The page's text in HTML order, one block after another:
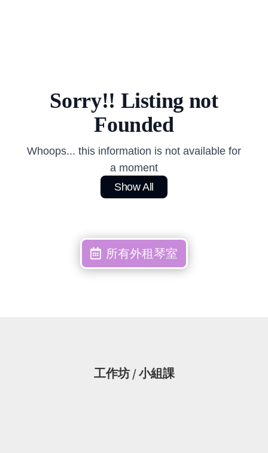
Sorry!! Listing not
Founded
Whoops... this information is not available for
a moment
Show All
所有外租琴室
工作坊 / 小組課